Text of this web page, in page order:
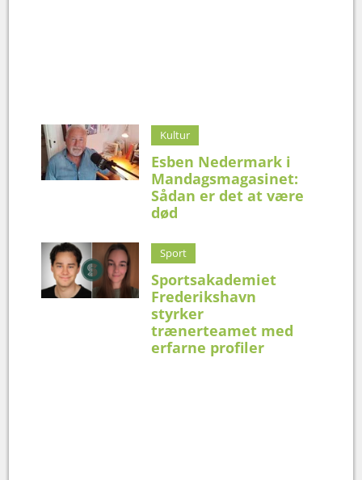
Kultur
Esben Nedermark i
Mandagsmagasinet:
Sådan er det at være
død
Sport
Sportsakademiet
Frederikshavn
styrker
trænerteamet med
erfarne profiler